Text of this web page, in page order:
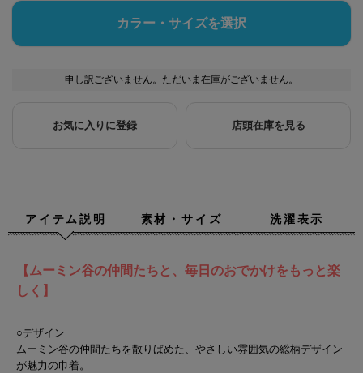
カラー・サイズを選択
申し訳ございません。ただいま在庫がございません。
お気に入りに登録 店頭在庫を見る
アイテム説明 素材・サイズ 洗濯表示
【ムーミン谷の仲間たちと、毎日のおでかけをもっと楽
しく】
○デザイン
ムーミン谷の仲間たちを散りばめた、やさしい雰囲気の総柄デザイン
が魅力の巾着。